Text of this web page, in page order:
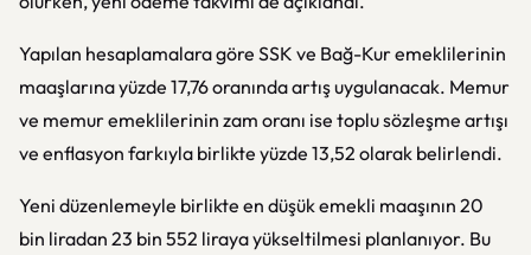
Yapılan hesaplamalara göre SSK ve Bağ-Kur emeklilerinin
maaşlarına yüzde 17,76 oranında artış uygulanacak. Memur
ve memur emeklilerinin zam oranı ise toplu sözleşme artışı
ve enflasyon farkıyla birlikte yüzde 13,52 olarak belirlendi.
Yeni düzenlemeyle birlikte en düşük emekli maaşının 20
bin liradan 23 bin 552 liraya yükseltilmesi planlanıyor. Bu